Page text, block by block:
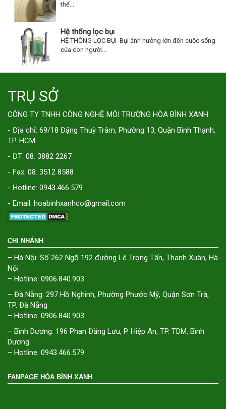
thể...
Hệ thống lọc bụi
HỆ THỐNG LỌC BỤI Bụi ảnh hưởng lớn đến cuộc sống
của con người...
TRỤ SỞ
CÔNG TY TNHH CÔNG NGHỆ MÔI TRƯỜNG HÒA BÌNH XANH
- Địa chỉ: 69/18 Đặng Thuỳ Trâm, Phường 13, Quận Bình Thạnh,
TP. HCM
- ĐT: 08. 3882 2267
- Fax: 08. 3512 8588
- Hotline: 0943.466.579
- Email: hoabinhxanhco@gmail.com
CHI NHÁNH
– Hà Nội: Số 262 Ngõ 192 đường Lê Trọng Tấn, Thanh Xuân, Hà
Nội
– Hotline: 0906.840.903
– Đà Nẵng: 297 Hồ Nghinh, Phường Phước Mỹ, Quận Sơn Trà,
TP. Đà Nẵng
– Hotline: 0906.840.903
– Bình Dương: 196 Phan Đăng Lưu, P. Hiệp An, TP. TDM, Bình
Dương
– Hotline: 0943.466.579
FANPAGE HÒA BÌNH XANH